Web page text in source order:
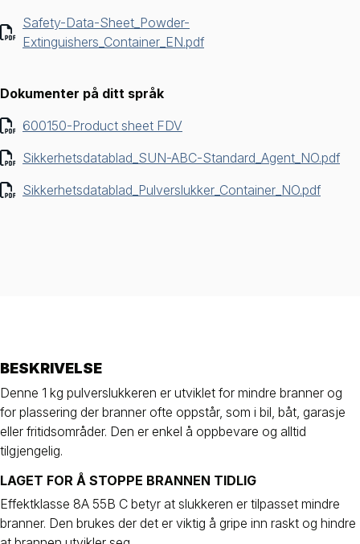
Safety-Data-Sheet_Powder-
Extinguishers_Container_EN.pdf
Dokumenter på ditt språk
600150-Product sheet FDV
Sikkerhetsdatablad_SUN-ABC-Standard_Agent_NO.pdf
Sikkerhetsdatablad_Pulverslukker_Container_NO.pdf
BESKRIVELSE
Denne 1 kg pulverslukkeren er utviklet for mindre branner og
for plassering der branner ofte oppstår, som i bil, båt, garasje
eller fritidsområder. Den er enkel å oppbevare og alltid
tilgjengelig.
LAGET FOR Å STOPPE BRANNEN TIDLIG
Effektklasse 8A 55B C betyr at slukkeren er tilpasset mindre
branner. Den brukes der det er viktig å gripe inn raskt og hindre